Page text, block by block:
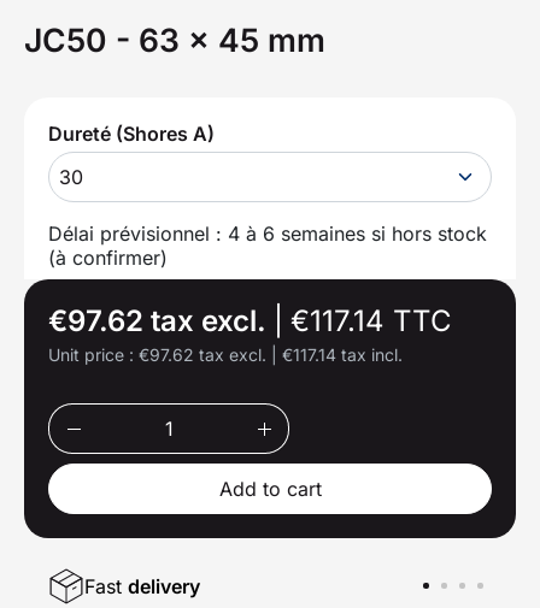
JC50 - 63 x 45 mm
Dureté (Shores A)
30
Délai prévisionnel : 4 à 6 semaines si hors stock
(à confirmer)
€97.62 tax excl. €117.14 TTC
Unit price : €97.62 tax excl. €117.14 tax incl.
Add to cart
Fast delivery